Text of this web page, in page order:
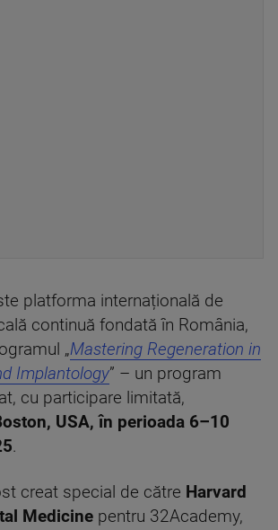
platforma internațională de
continuă fondată în România,
„Mastering Regeneration in
Implantology” – un program
cu participare limitată,
USA, în perioada 6–10
.
creat special de către Harvard
Medicine pentru 32Academy,